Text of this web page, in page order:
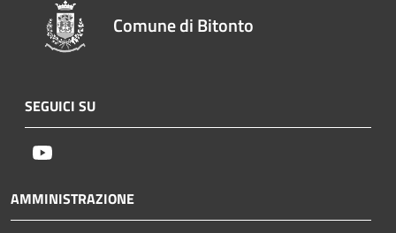
Comune di Bitonto
SEGUICI SU
AMMINISTRAZIONE